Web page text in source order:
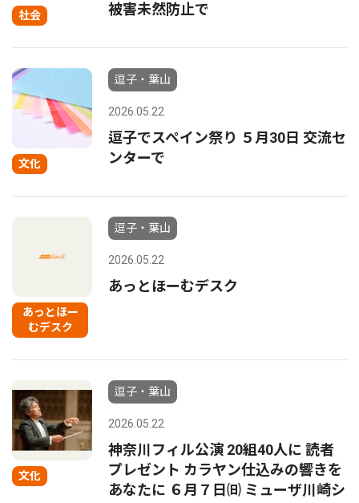
社会
被害未然防止で
文化
逗子・葉山
2026.05.22
逗子でスペイン祭り ５月30日 交流セ
ンターで
あっとほー
むデスク
逗子・葉山
2026.05.22
あっとほーむデスク
文化
逗子・葉山
2026.05.22
神奈川フィル公演 20組40人に 読者
プレゼント カラヤン仕込みの響きを
あなたに ６月７日㈰ ミューザ川崎シ